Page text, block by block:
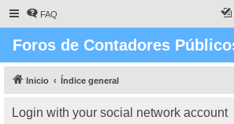
FAQ
Foros de Contadores
Inicio Índice general
Login with your social network account